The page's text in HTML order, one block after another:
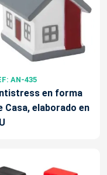
AN-435
en forma
Casa, elaborado en